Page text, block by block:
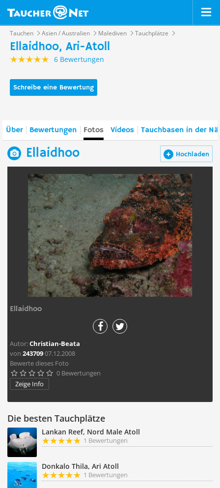
Tauchen Asien / Australien Malediven Tauchplätze
Ellaidhoo, Ari-Atoll
6 Bewertungen
Schreibe eine Bewertung
Über Bewertungen Fotos Videos Tauchbasen in der
Hochladen
Ellaidhoo
Ellaidhoo
Autor:Christian-Beata
von 24370907.12.2008
Bewerte dieses Foto
     0 Bewertungen
Zeige Info
Die besten Tauchplätze
Lankan Reef, Nord Male Atoll
1 Bewertungen
Donkalo Thila, Ari Atoll
1 Bewertungen